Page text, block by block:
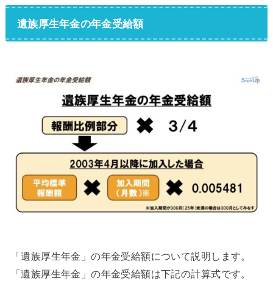
遺族厚生年金の年金受給額
「遺族厚生年金」の年金受給額について説明します。
「遺族厚生年金」の年金受給額は下記の計算式です。